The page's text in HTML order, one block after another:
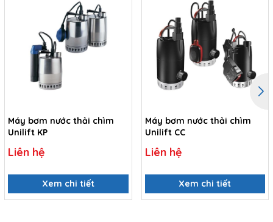
Máy bơm nước thải chìm
Unilift KP
Liên hệ
Xem chi tiết
Máy bơm nước thải chìm
Unilift CC
Liên hệ
Xem chi tiết